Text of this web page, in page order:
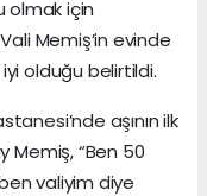
olmak için
Memiş’in evinde
olduğu belirtildi.
aşının ilk
Memiş, “Ben 50
valiyim diye